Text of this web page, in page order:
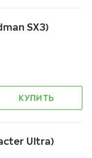
SX3)
КУПИТЬ
Ultra)